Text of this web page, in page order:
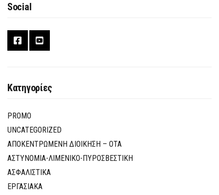
Social
Κατηγορίες
PROMO
UNCATEGORIZED
ΑΠΟΚΕΝΤΡΩΜΕΝΗ ΔΙΟΙΚΗΣΗ – ΟΤΑ
ΑΣΤΥΝΟΜΙΑ-ΛΙΜΕΝΙΚΟ-ΠΥΡΟΣΒΕΣΤΙΚΗ
ΑΣΦΑΛΙΣΤΙΚΑ
ΕΡΓΑΣΙΑΚΑ